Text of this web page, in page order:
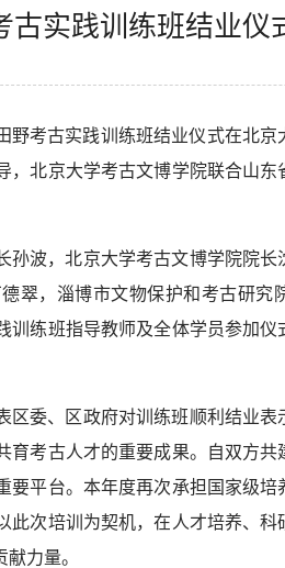
古实践训练班结业仪
野考古实践训练班结业仪式在北
北京大学考古文博学院联合山
孙波，北京大学考古文博学院院
翠，淄博市文物保护和考古研究
练班指导教师及全体学员参加
区委、区政府对训练班顺利结业
考古人才的重要成果。自双方共
平台。本年度再次承担国家级
此次培训为契机，在人才培养、
力量。